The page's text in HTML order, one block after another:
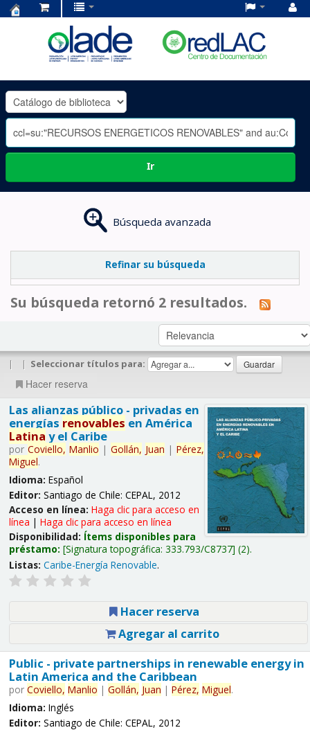
OLADE
-
Ir
Búsqueda avanzada
Refinar su búsqueda
Su búsqueda retornó 2 resultados.
| | Seleccionar títulos para:
Hacer reserva
Las alianzas público - privadas en
energías renovables en América
Latina y el Caribe
por Coviello, Manlio | Gollán, Juan | Pérez,
Miguel.
Idioma: Español
Editor: Santiago de Chile: CEPAL, 2012
Acceso en línea: Haga clic para acceso en
línea | Haga clic para acceso en línea
Disponibilidad: Ítems disponibles para
préstamo: Signatura topográfica: 333.793/C8737 (2).
Listas: Caribe-Energía Renovable.
Hacer reserva
Agregar al carrito
Public - private partnerships in renewable energy in
Latin America and the Caribbean
por Coviello, Manlio | Gollán, Juan | Pérez, Miguel.
Idioma: Inglés
Editor: Santiago de Chile: CEPAL, 2012